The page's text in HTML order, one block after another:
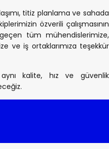
titiz planlama ve sahada
özverili çalışmasının
tüm mühendislerimize,
ve iş ortaklarımıza teşekkür
kalite, hız ve güvenlik